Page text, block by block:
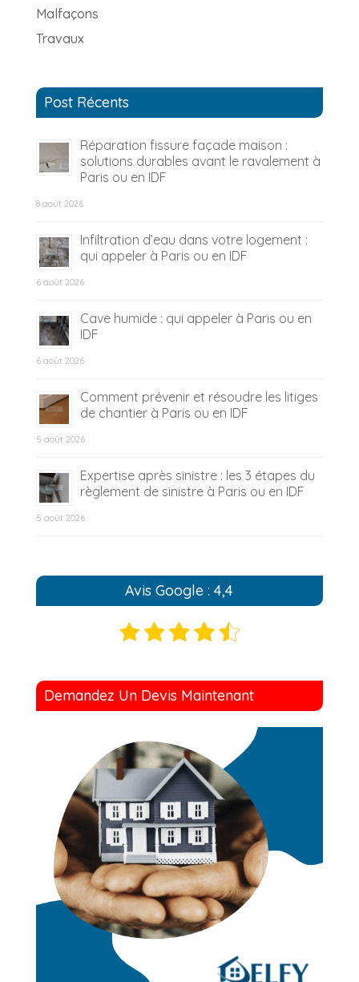
Malfaçons
Travaux
Post Récents
Réparation fissure façade maison :
solutions durables avant le ravalement à
Paris ou en IDF
8 août 2026
Infiltration d’eau dans votre logement :
qui appeler à Paris ou en IDF
6 août 2026
Cave humide : qui appeler à Paris ou en
IDF
6 août 2026
Comment prévenir et résoudre les litiges
de chantier à Paris ou en IDF
5 août 2026
Expertise après sinistre : les 3 étapes du
règlement de sinistre à Paris ou en IDF
5 août 2026
Avis Google : 4,4
Demandez Un Devis Maintenant